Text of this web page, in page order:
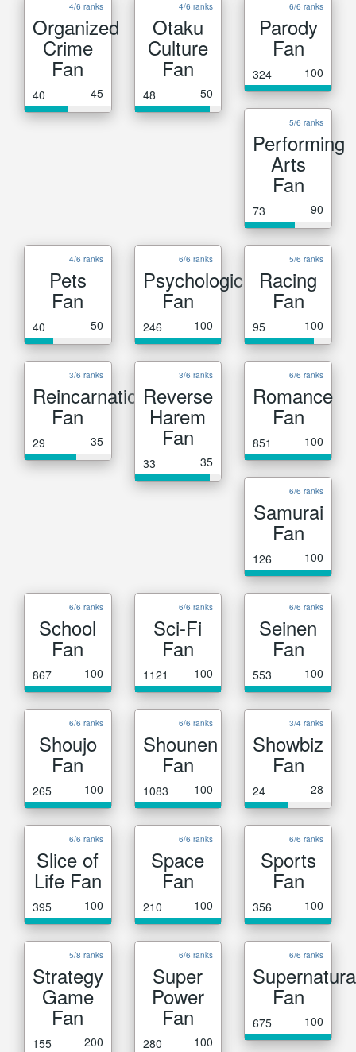
4/6 ranks
Organized
Crime
Fan
40 45
4/6 ranks
Otaku
Culture
Fan
48 50
6/6 ranks
Parody
Fan
324 100
5/6 ranks
Performing
Arts
Fan
73 90
4/6 ranks
Pets
Fan
40 50
6/6 ranks
Psychological
Fan
246 100
5/6 ranks
Racing
Fan
95 100
3/6 ranks
Reincarnation
Fan
29 35
3/6 ranks
Reverse
Harem
Fan
33 35
6/6 ranks
Romance
Fan
851 100
6/6 ranks
Samurai
Fan
126 100
6/6 ranks
School
Fan
867 100
6/6 ranks
Sci-Fi
Fan
1121 100
6/6 ranks
Seinen
Fan
553 100
6/6 ranks
Shoujo
Fan
265 100
6/6 ranks
Shounen
Fan
1083 100
3/4 ranks
Showbiz
Fan
24 28
6/6 ranks
Slice of
Life Fan
395 100
6/6 ranks
Space
Fan
210 100
6/6 ranks
Sports
Fan
356 100
5/8 ranks
Strategy
Game
Fan
155 200
6/6 ranks
Super
Power
Fan
280 100
6/6 ranks
Fan
675 100